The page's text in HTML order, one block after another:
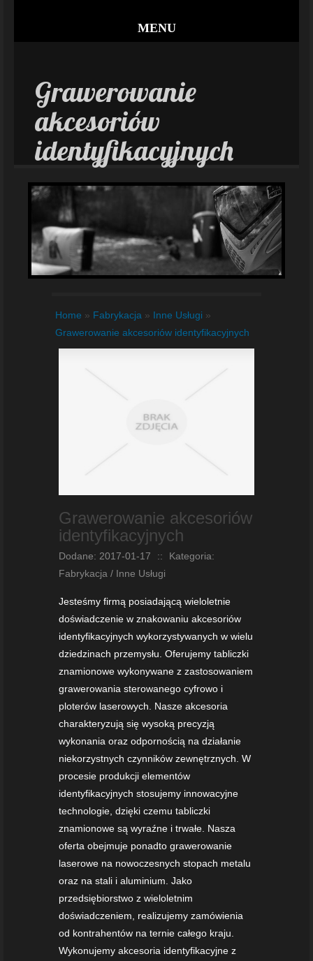
MENU
Grawerowanie
akcesoriów
identyfikacyjnych
Home » Fabrykacja » Inne Usługi »
Grawerowanie akcesoriów identyfikacyjnych
Grawerowanie akcesoriów
identyfikacyjnych
Dodane: 2017-01-17 ::
Kategoria:
Fabrykacja / Inne Usługi
Jesteśmy firmą posiadającą wieloletnie
doświadczenie w znakowaniu akcesoriów
identyfikacyjnych wykorzystywanych w wielu
dziedzinach przemysłu. Oferujemy tabliczki
znamionowe wykonywane z zastosowaniem
grawerowania sterowanego cyfrowo i
ploterów laserowych. Nasze akcesoria
charakteryzują się wysoką precyzją
wykonania oraz odpornością na działanie
niekorzystnych czynników zewnętrznych. W
procesie produkcji elementów
identyfikacyjnych stosujemy innowacyjne
technologie, dzięki czemu tabliczki
znamionowe są wyraźne i trwałe. Nasza
oferta obejmuje ponadto grawerowanie
laserowe na nowoczesnych stopach metalu
oraz na stali i aluminium. Jako
przedsiębiorstwo z wieloletnim
doświadczeniem, realizujemy zamówienia
od kontrahentów na ternie całego kraju.
Wykonujemy akcesoria identyfikacyjne z